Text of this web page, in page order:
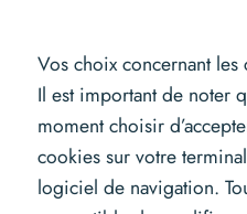
Vos choix concernant les
Il est important de noter
moment choisir
cookies sur votre
logiciel de navigation.